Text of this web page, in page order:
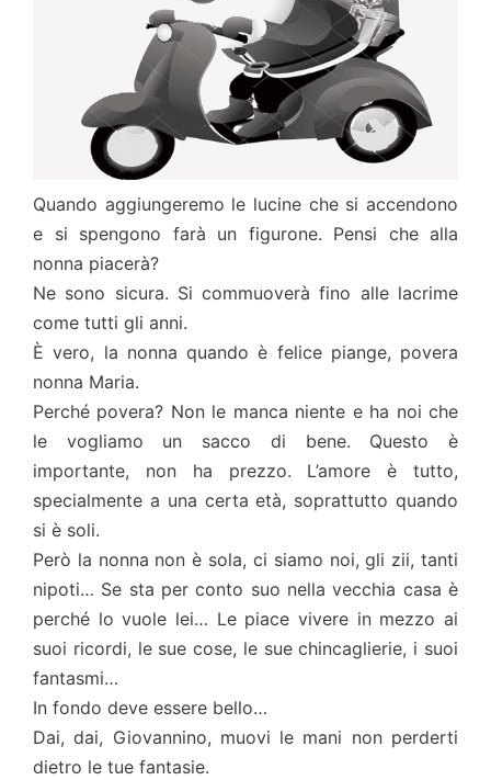
Quando aggiungeremo le lucine che si accendono
e si spengono farà un figurone. Pensi che alla
nonna piacerà?
Ne sono sicura. Si commuoverà fino alle lacrime
come tutti gli anni.
È vero, la nonna quando è felice piange, povera
nonna Maria.
Perché povera? Non le manca niente e ha noi che
le vogliamo un sacco di bene. Questo è
importante, non ha prezzo. L’amore è tutto,
specialmente a una certa età, soprattutto quando
si è soli.
Però la nonna non è sola, ci siamo noi, gli zii, tanti
nipoti… Se sta per conto suo nella vecchia casa è
perché lo vuole lei… Le piace vivere in mezzo ai
suoi ricordi, le sue cose, le sue chincaglierie, i suoi
fantasmi…
In fondo deve essere bello…
Dai, dai, Giovannino, muovi le mani non perderti
dietro le tue fantasie.